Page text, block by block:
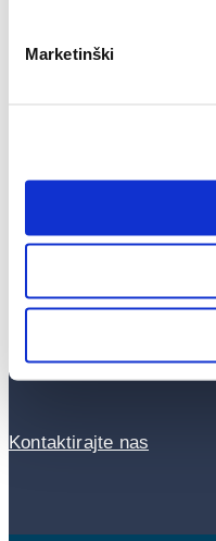
Marketinški
19
Centar
Kontaktirajte nas